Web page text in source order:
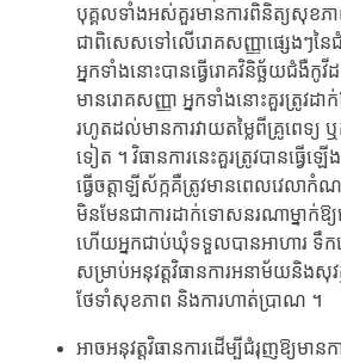
បុគ្គលទាំងអស់​គួរមាន​ការពិនិត្យ​សុខ
ជាពិសេស​ទៅលើរោគសញ្ញា​ផ្សេងៗ​ន
អ្នកទាំងនោះបាន​ធ្វើរោគវិនិច្ឆ័យ​ជំងឺកូ
មាន​រោគសញ្ញា ​អ្នកទាំងនោះ​គួរត្រូវដ
រហូត​ដល់មានការ​វាយតម្លៃ​ពីគ្រូពេទ្យ​ ឬ
ទៀត ។​ វិធានការនេះ​គួរត្រូវបាន​ធ្វើឡ
ធ្វើចត្តាឡីស័ក្ក​គឺត្រូវមាន​ពេលវេល
មិនមែន​ជាការដាក់ទោស​នរណាម្នាក់​
ហើយ​អ្នកជាប់ឃុំ​ទទួលបានអាហារ​ ទឹក
សម្រាប់​អនុវត្ត​វិធានការ​អនាម័យ​និងសុ
ថែទាំ​សុខភាព​ និងការហាត់ប្រាណ ។​
អាចអនុវត្ត​វិធានការ​ដើម្បី​ជំរុញ​ឱ្យមា